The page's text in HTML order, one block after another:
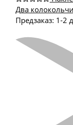
Два
Предзаказ: 1-2